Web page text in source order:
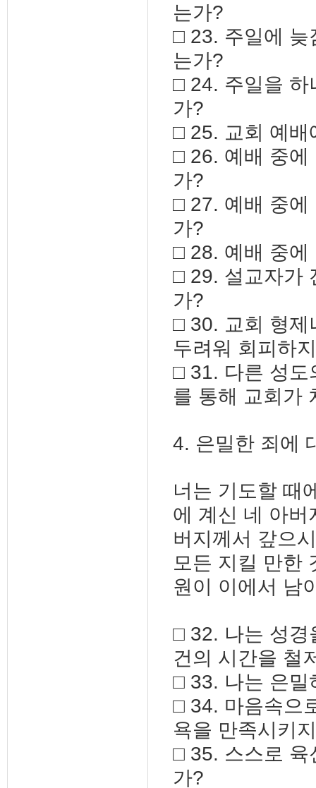
는가?
□ 23. 주일에 늦
는가?
□ 24. 주일을 하
가?
□ 25. 교회 예배
□ 26. 예배 중에
가?
□ 27. 예배 중에
가?
□ 28. 예배 중에
□ 29. 설교자가
가?
□ 30. 교회 형제
두려워 회피하
□ 31. 다른 성도
를 통해 교회가
4. 은밀한 죄에
너는 기도할 때
에 계신 네 아버
버지께서 갚으
모든 지킬 만한
원이 이에서 남
□ 32. 나는 성경
건의 시간을 철
□ 33. 나는 은밀
□ 34. 마음속으
욕을 만족시키
□ 35. 스스로 육
가?